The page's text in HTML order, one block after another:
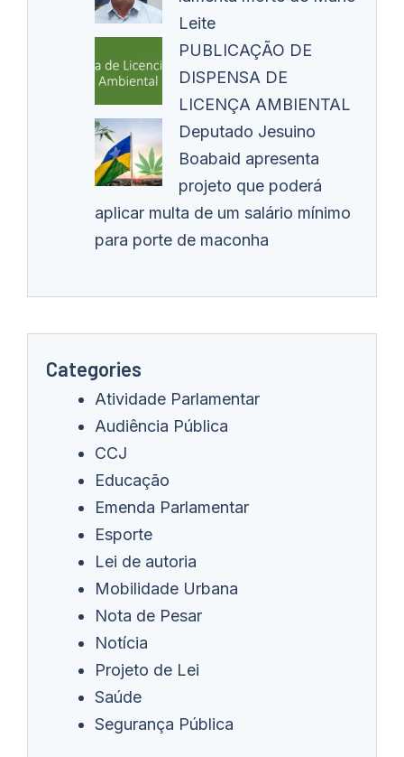
Leite
PUBLICAÇÃO DE
DISPENSA DE
LICENÇA AMBIENTAL
Deputado Jesuino
Boabaid apresenta
projeto que poderá
aplicar multa de um salário mínimo
para porte de maconha
Categories
Atividade Parlamentar
Audiência Pública
CCJ
Educação
Emenda Parlamentar
Esporte
Lei de autoria
Mobilidade Urbana
Nota de Pesar
Notícia
Projeto de Lei
Saúde
Segurança Pública